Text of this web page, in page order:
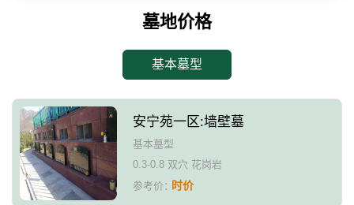
墓地价格
基本墓型
安宁苑一区:墙壁墓
基本墓型
0.3-0.8 双穴 花岗岩
参考价：时价